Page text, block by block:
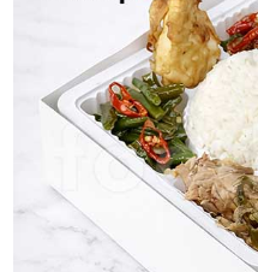
CATERERS
TERMS
&
CONDITIONS